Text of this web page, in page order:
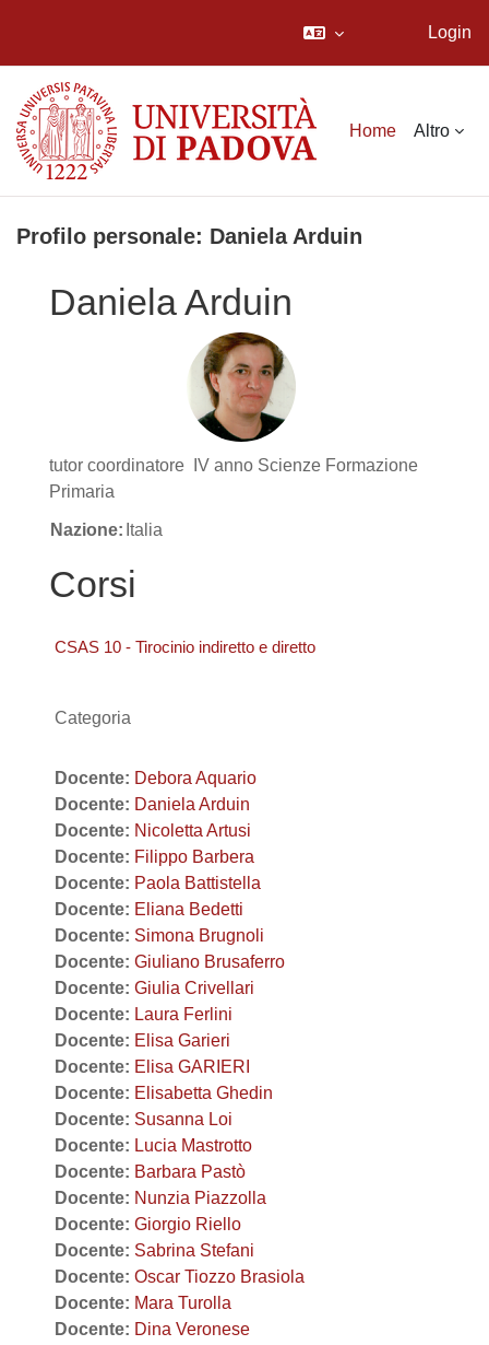
Login
Home Altro
Profilo personale: Daniela Arduin
Daniela Arduin
tutor coordinatore IV anno Scienze Formazione
Primaria
Nazione: Italia
Corsi
CSAS 10 - Tirocinio indiretto e diretto
Categoria
Docente: Debora Aquario
Docente: Daniela Arduin
Docente: Nicoletta Artusi
Docente: Filippo Barbera
Docente: Paola Battistella
Docente: Eliana Bedetti
Docente: Simona Brugnoli
Docente: Giuliano Brusaferro
Docente: Giulia Crivellari
Docente: Laura Ferlini
Docente: Elisa Garieri
Docente: Elisa GARIERI
Docente: Elisabetta Ghedin
Docente: Susanna Loi
Docente: Lucia Mastrotto
Docente: Barbara Pastò
Docente: Nunzia Piazzolla
Docente: Giorgio Riello
Docente: Sabrina Stefani
Docente: Oscar Tiozzo Brasiola
Docente: Mara Turolla
Docente: Dina Veronese